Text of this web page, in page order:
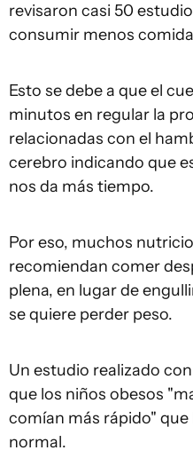
revisaron casi 50
consumir menos
Esto se debe a que el
minutos en regular la
relacionadas con el
cerebro indicando que
nos da más tiempo.
Por eso, muchos
recomiendan comer
plena, en lugar de
se quiere perder peso.
Un estudio realizado
que los niños obesos
comían más rápido"
normal.